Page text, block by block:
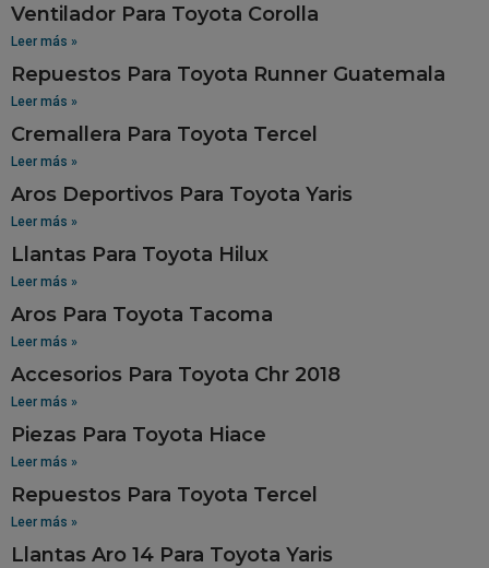
Ventilador Para Toyota Corolla
Leer más »
Repuestos Para Toyota Runner Guatemala
Leer más »
Cremallera Para Toyota Tercel
Leer más »
Aros Deportivos Para Toyota Yaris
Leer más »
Llantas Para Toyota Hilux
Leer más »
Aros Para Toyota Tacoma
Leer más »
Accesorios Para Toyota Chr 2018
Leer más »
Piezas Para Toyota Hiace
Leer más »
Repuestos Para Toyota Tercel
Leer más »
Llantas Aro 14 Para Toyota Yaris